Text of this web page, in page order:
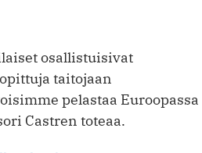
osallistuisivat
taitojaan
pelastaa Euroopassa
Castren toteaa.